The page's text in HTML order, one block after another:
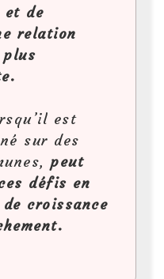
et de
relation
est
sur des
peut
défis en
croissance